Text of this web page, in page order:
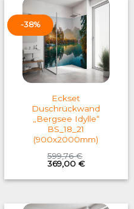
-38%
Eckset
Duschrückwand
„Bergsee Idylle“
BS_18_21
(900x2000mm)
599,76€
Original
price
was:
369,00 €Current
is: